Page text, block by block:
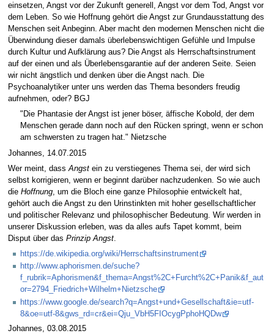
einsetzen, Angst vor der Zukunft generell, Angst vor dem Tod, Angst vor
dem Leben. So wie Hoffnung gehört die Angst zur Grundausstattung des
Menschen seit Anbeginn. Aber macht den modernen Menschen nicht die
Überwindung dieser damals überlebenswichtigen Gefühle und Impulse
durch Kultur und Aufklärung aus? Die Angst als Herrschaftsinstrument
auf der einen und als Überlebensgarantie auf der anderen Seite. Seien
wir nicht ängstlich und denken über die Angst nach. Die
Psychoanalytiker unter uns werden das Thema besonders freudig
aufnehmen, oder? BGJ
"Die Phantasie der Angst ist jener böser, äffische Kobold, der dem
Menschen gerade dann noch auf den Rücken springt, wenn er schon
am schwersten zu tragen hat." Nietzsche
Johannes, 14.07.2015
Wer meint, dassAngstein zu verstiegenes Thema sei, der wird sich
selbst korrigieren, wenn er beginnt darüber nachzudenken. So wie auch
die Hoffnung, um die Bloch eine ganze Philosophie entwickelt hat,
gehört auch die Angst zu den Urinstinkten mit hoher gesellschaftlicher
und politischer Relevanz und philosophischer Bedeutung. Wir werden in
unserer Diskussion erleben, was da alles aufs Tapet kommt, beim
Disput über das Prinzip Angst.
https://de.wikipedia.org/wiki/Herrschaftsinstrument
http://www.aphorismen.de/suche?
f_rubrik=Aphorismen&f_thema=Angst%2C+Furcht%2C+Panik&f_aut
or=2794_Friedrich+Wilhelm+Nietzsche
https://www.google.de/search?q=Angst+und+Gesellschaft&ie=utf-
8&oe=utf-8&gws_rd=cr&ei=Qju_VbH5FIOcygPphoHQDw
Johannes, 03.08.2015